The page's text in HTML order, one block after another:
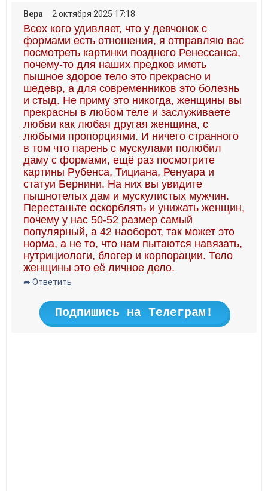
Вера 2 октября 2025 17:18
Всех кого удивляет, что у девчонок с
формами есть отношения, я отправляю вас
посмотреть картинки позднего Ренессанса,
почему-то для наших предков иметь
пышное здорое тело это прекрасно и
шедевр, а для современников это болезнь
и стыд. Не приму это никогда, женщины вы
прекрасны в любом теле и заслуживаете
любви как любая другая женщина, с
любыми пропорциями. И ничего странного
в том что парень с мускулами полюбил
даму с формами, ещё раз посмотрите
картины Рубенса, Тициана, Ренуара и
статуи Бернини. На них вы увидите
пышнотелых дам и мускулистых мужчин.
Перестаньте оскорблять и унижать женщин,
почему у нас 50-52 размер самый
популярный, а 42 наоборот, так может это
норма, а не то, что нам пытаются навязать,
нутрициологи, блогер и корпорации. Тело
женщины это её личное дело.
➦ Ответить
Подпишись на Телеграм!